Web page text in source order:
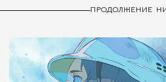
ПРОДОЛЖЕНИЕ